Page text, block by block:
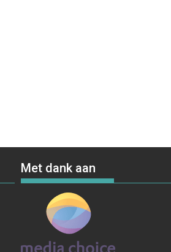
Met dank aan